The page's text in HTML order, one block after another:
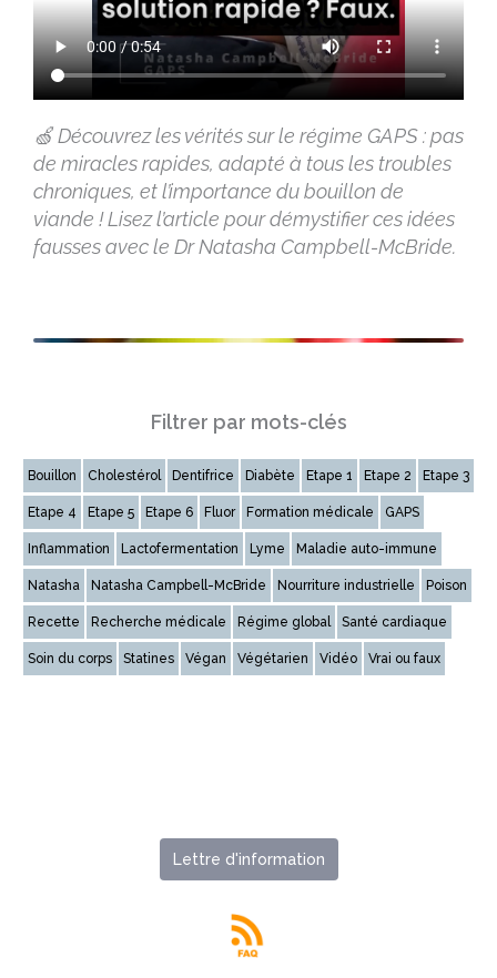
🍏 Découvrez les vérités sur le régime GAPS : pas
de miracles rapides, adapté à tous les troubles
chroniques, et l’importance du bouillon de
viande ! Lisez l’article pour démystifier ces idées
fausses avec le Dr Natasha Campbell-McBride.
Filtrer par mots-clés
Bouillon Cholestérol Dentifrice Diabète Etape 1 Etape 2 Etape 3
Etape 4 Etape 5 Etape 6 Fluor Formation médicale GAPS
Inflammation Lactofermentation Lyme Maladie auto-immune
Natasha Natasha Campbell-McBride Nourriture industrielle Poison
Recette Recherche médicale Régime global Santé cardiaque
Soin du corps Statines Végan Végétarien Vidéo Vrai ou faux
Lettre d'information